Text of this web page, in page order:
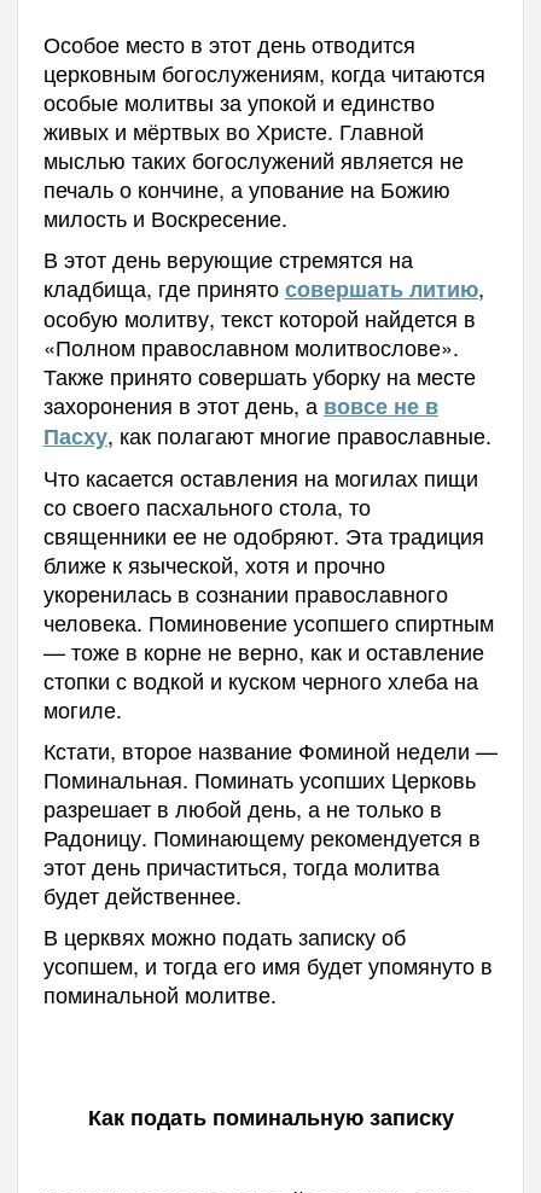
Особое место в этот день отводится
церковным богослужениям, когдачитаются
особые молитвы за упокой и единство
живых и мёртвых во Христе. Главной
мыслью таких богослужений является не
печаль о кончине, а упование на Божию
милость и Воскресение.
В этот день верующие стремятся на
кладбища, где принятосовершать литию,
особую молитву, текст которой найдется в
«Полном православном молитвослове».
Также принято совершать уборку на месте
захоронения в этот день, а вовсе не в
Пасху, как полагают многие православные.
Что касается оставления на могилах пищи
со своего пасхального стола, то
священники ее не одобряют. Эта традиция
ближе к языческой, хотя и прочно
укоренилась в сознании православного
человека. Поминовение усопшего спиртным
— тоже в корне не верно, как и оставление
стопки с водкой и куском черного хлеба на
могиле.
Кстати, второе название Фоминой недели —
Поминальная. Поминать усопших Церковь
разрешает в любой день, а не только в
Радоницу. Поминающему рекомендуется в
этот день причаститься, тогда молитва
будет действеннее.
В церквях можно подать записку об
усопшем, и тогда его имя будет упомянуто в
поминальной молитве.
Как подать поминальную записку